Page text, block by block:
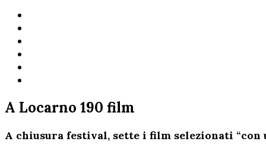
A Locarno 190 film
A chiusura festival, sette i film selezionati